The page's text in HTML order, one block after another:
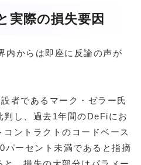
実際の損失要因
内からは即座に反論の声が
者であるマーク・ゼラー氏
判し、過去1年間のDeFiにお
ントラクトのコードベース
パーセント未満であると指摘